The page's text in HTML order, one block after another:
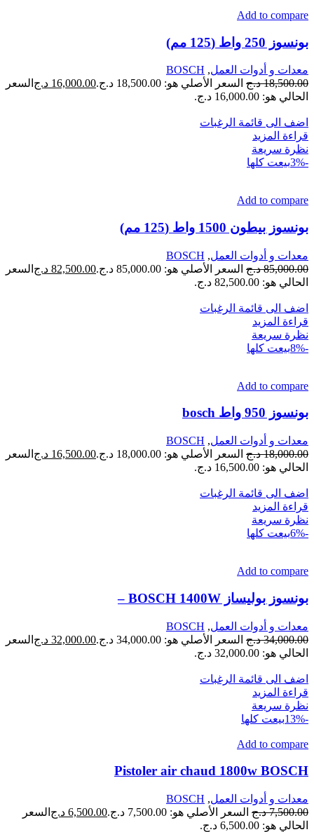
Add to compare
بونسوز 250 واط (125 مم)
معدات و أدوات العمل,
BOSCH
18,500.00 د.ج السعر الأصلي هو: 18,500.00 د.ج. 16,000.00 د.ج السعر
الحالي هو: 16,000.00 د.ج.
اضف الى قائمة الرغبات
قراءة المزيد
نظرة سريعة
-3%
بيعت كلها
Add to compare
بونسوز بيطون 1500 واط (125 مم)
معدات و أدوات العمل,
BOSCH
85,000.00 د.ج السعر الأصلي هو: 85,000.00 د.ج. 82,500.00 د.ج السعر
الحالي هو: 82,500.00 د.ج.
اضف الى قائمة الرغبات
قراءة المزيد
نظرة سريعة
-8%
بيعت كلها
Add to compare
بونسوز 950 واط bosch
معدات و أدوات العمل,
BOSCH
18,000.00 د.ج السعر الأصلي هو: 18,000.00 د.ج. 16,500.00 د.ج السعر
الحالي هو: 16,500.00 د.ج.
اضف الى قائمة الرغبات
قراءة المزيد
نظرة سريعة
-6%
بيعت كلها
Add to compare
بونسوز بوليساز BOSCH 1400W –
معدات و أدوات العمل,
BOSCH
34,000.00 د.ج السعر الأصلي هو: 34,000.00 د.ج. 32,000.00 د.ج السعر
الحالي هو: 32,000.00 د.ج.
اضف الى قائمة الرغبات
قراءة المزيد
نظرة سريعة
-13%
بيعت كلها
Add to compare
Pistoler air chaud 1800w BOSCH
معدات و أدوات العمل,
BOSCH
7,500.00 د.ج السعر الأصلي هو: 7,500.00 د.ج. 6,500.00 د.ج السعر
الحالي هو: 6,500.00 د.ج.